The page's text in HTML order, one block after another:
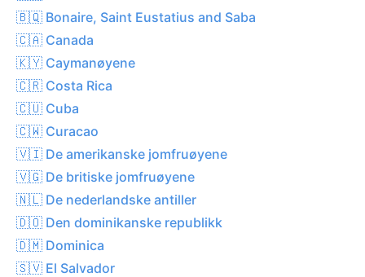
🇧🇶 Bonaire, Saint Eustatius and Saba
🇨🇦 Canada
🇰🇾 Caymanøyene
🇨🇷 Costa Rica
🇨🇺 Cuba
🇨🇼 Curacao
🇻🇮 De amerikanske jomfruøyene
🇻🇬 De britiske jomfruøyene
🇳🇱 De nederlandske antiller
🇩🇴 Den dominikanske republikk
🇩🇲 Dominica
🇸🇻 El Salvador